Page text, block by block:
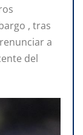
, tras
a
del